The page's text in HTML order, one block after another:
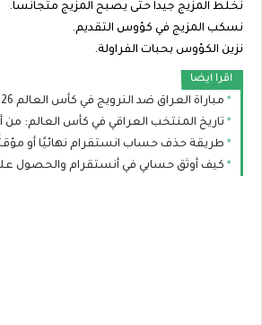
نخلط المزيج جيدا حتى يصبح المزيج متجانساً.
نسكب المزيج في كؤوس التقديم.
نزين الكؤوس بحبات الفراولة.
اقرا ايضا
مباراة العراق ضد النرويج في كأس العالم 2026: الموعد، التشكيلة المتوقعة والقنوات الناقلة
تاريخ المنتخب العراقي في كأس العالم: من أمجاد 1986 إلى طموح
طريقة حذف حساب انستقرام نهائيًا أو مؤقتًا
كيف أوثق حسابي في أنستقرام والحصول على